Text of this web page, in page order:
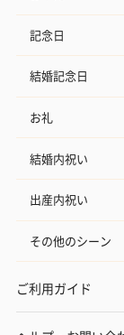
記念日
結婚記念日
お礼
結婚内祝い
出産内祝い
その他のシーン
ご利用ガイド